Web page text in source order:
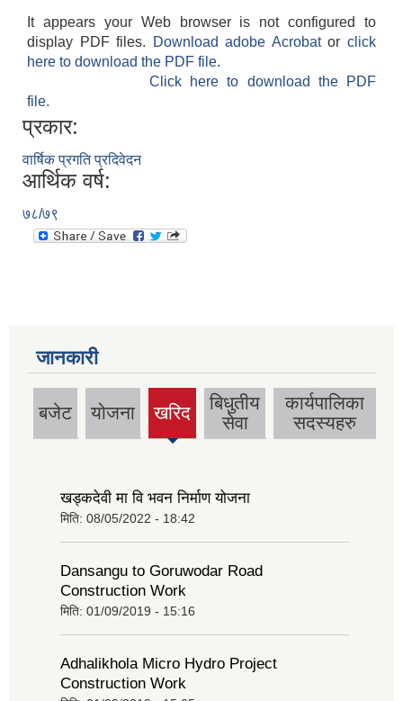
It appears your Web browser is not configured to
display PDF files.
Download adobe Acrobatorclick
here to download the PDF file.
Click here to download the PDF
file.
प्रकार:
वार्षिक प्रगति प्रदिवेदन
आर्थिक वर्ष:
७८/७९
जानकारी
बजेट योजना खरिद
(active
tab)
बिधुतीय
सेवा
कार्यपालिका
सदस्यहरु
खड्कदेवी मा वि भवन निर्माण योजना
मिति: 08/05/2022 - 18:42
Dansangu to Goruwodar Road
Construction Work
मिति: 01/09/2019 - 15:16
Adhalikhola Micro Hydro Project
Construction Work